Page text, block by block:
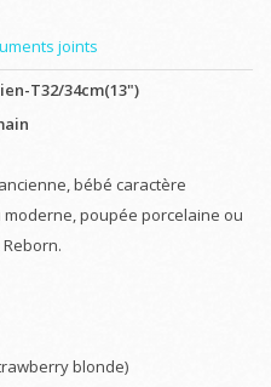
joints
T32/34cm(13")
bébé caractère
poupée porcelaine ou
blonde)